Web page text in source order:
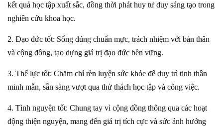
kết quả học tập xuất sắc, đồng thời phát huy tư duy sáng tạo trong
nghiên cứu khoa học.
2. Đạo đức tốt: Sống đúng chuẩn mực, trách nhiệm với bản thân
và cộng đồng, tạo dựng giá trị đạo đức bền vững.
3. Thể lực tốt: Chăm chỉ rèn luyện sức khỏe để duy trì tinh thần
minh mẫn, sẵn sàng vượt qua thử thách học tập và công việc.
4. Tình nguyện tốt: Chung tay vì cộng đồng thông qua các hoạt
động thiện nguyện, mang đến giá trị tích cực và sức ảnh hưởng